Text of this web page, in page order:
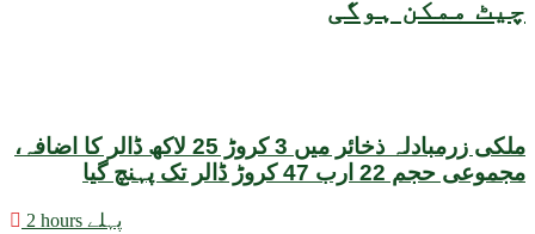
چیٹ ممکن ہوگی
ملکی زرمبادلہ ذخائر میں 3 کروڑ 25 لاکھ ڈالر کا اضافہ،
مجموعی حجم 22 ارب 47 کروڑ ڈالر تک پہنچ گیا
2 hours پہلے